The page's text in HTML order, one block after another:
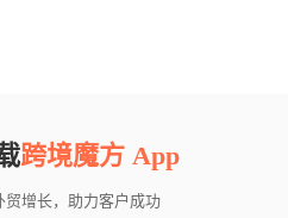
跨境魔方 App
贸增长，助力客户成功